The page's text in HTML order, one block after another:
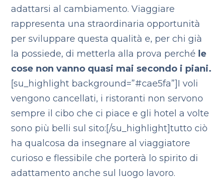
adattarsi al cambiamento. Viaggiare
rappresenta una straordinaria opportunità
per sviluppare questa qualità e, per chi già
la possiede, di metterla alla prova perché le
cose non vanno quasi mai secondo i piani.
[su_highlight background=”#cae5fa”]I voli
vengono cancellati, i ristoranti non servono
sempre il cibo che ci piace e gli hotel a volte
sono più belli sul sito:[/su_highlight]tutto ciò
ha qualcosa da insegnare al viaggiatore
curioso e flessibile che porterà lo spirito di
adattamento anche sul luogo lavoro.